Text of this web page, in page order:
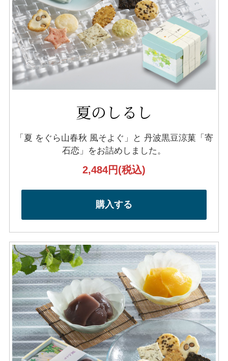
夏のしるし
「夏 をぐら山春秋 風そよぐ」と 丹波黒豆涼菓「寄
石恋」をお詰めしました。
2,484円(税込)
購入する